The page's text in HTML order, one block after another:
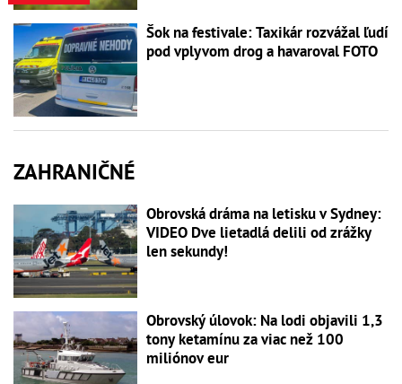
Šok na festivale: Taxikár rozvážal ľudí
pod vplyvom drog a havaroval FOTO
ZAHRANIČNÉ
Obrovská dráma na letisku v Sydney:
VIDEO Dve lietadlá delili od zrážky
len sekundy!
Obrovský úlovok: Na lodi objavili 1,3
tony ketamínu za viac než 100
miliónov eur